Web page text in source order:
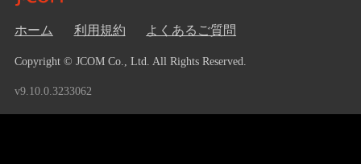
ホーム 利用規約 よくあるご質問
Copyright © JCOM Co., Ltd. All Rights Reserved.
v9.10.0.3233062